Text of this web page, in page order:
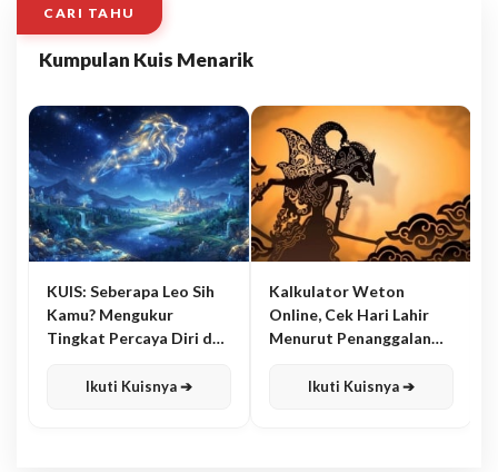
CARI TAHU
Kumpulan Kuis Menarik
KUIS: Seberapa Leo Sih
Kamu? Mengukur
Tingkat Percaya Diri dan
Ikuti Kuisnya ➔
Kalkulator Weton
Online, Cek Hari Lahir
Menurut Penanggalan
Ikuti Kuisnya ➔